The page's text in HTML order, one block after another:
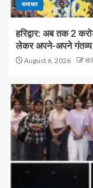
समाचार
हरिद्वार: अब तक 2
लेकर अपने-अपने गंतव्य
August 6, 2026